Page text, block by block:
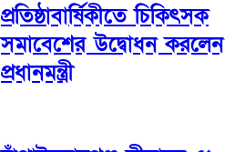
প্রতিষ্ঠাবার্ষিকীতে চিকিৎসক
সমাবেশের উদ্বোধন করলেন
প্রধানমন্ত্রী